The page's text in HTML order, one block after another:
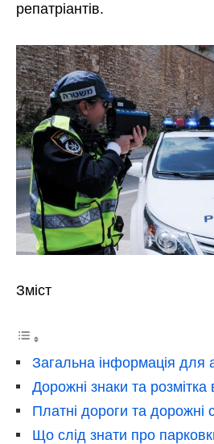
репатріантів.
Зміст
Загальна інформація для
Дорожні знаки та розмітка
Платні дороги та дорожні
Що слід знати про